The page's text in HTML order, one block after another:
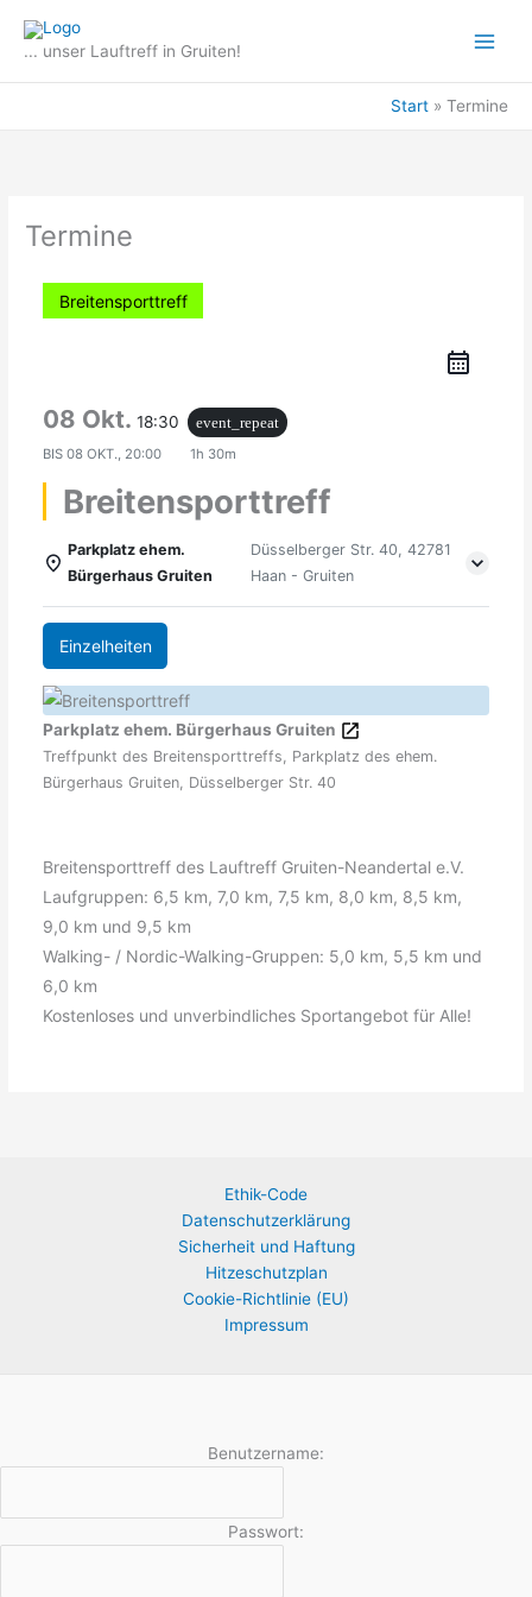
Inhalt
... unser Lauftreff in Gruiten!
Start Termine
Termine
Breitensporttreff
08 Okt.18:30
event_repeat
BIS08 OKT., 20:00 1h 30m
Breitensporttreff
Parkplatz ehem.
Bürgerhaus Gruiten
Düsselberger Str. 40, 42781
Haan - Gruiten
Einzelheiten
Parkplatz ehem. Bürgerhaus Gruiten
Treffpunkt des Breitensporttreffs, Parkplatz des ehem.
Bürgerhaus Gruiten, Düsselberger Str. 40
Breitensporttreff des Lauftreff Gruiten-Neandertal e.V.
Laufgruppen: 6,5 km, 7,0 km, 7,5 km, 8,0 km, 8,5 km,
9,0 km und 9,5 km
Walking- / Nordic-Walking-Gruppen: 5,0 km, 5,5 km und
6,0 km
Kostenloses und unverbindliches Sportangebot für Alle!
Ethik-Code
Datenschutzerklärung
Sicherheit und Haftung
Hitzeschutzplan
Cookie-Richtlinie (EU)
Impressum
Benutzername:
Passwort: